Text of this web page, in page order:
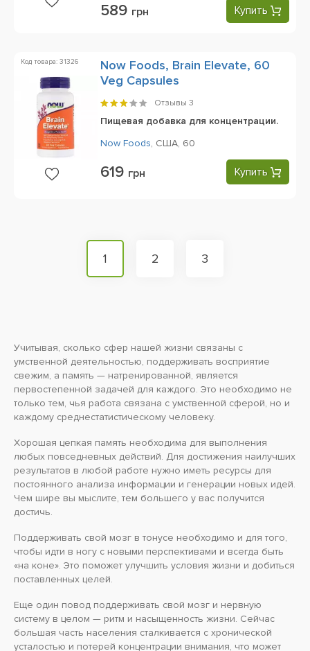
589 грн Купить
Код товара: 31326
Now Foods, Brain Elevate, 60
Veg Capsules
Отзывы 3
Пищевая добавка для концентрации.
Now Foods, США, 60
619 грн Купить
1 2 3
Учитывая, сколько сфер нашей жизни связаны с
умственной деятельностью, поддерживать восприятие
свежим, а память — натренированной, является
первостепенной задачей для каждого. Это необходимо не
только тем, чья работа связана с умственной сферой, но и
каждому среднестатистическому человеку.
Хорошая цепкая память необходима для выполнения
любых повседневных действий. Для достижения наилучших
результатов в любой работе нужно иметь ресурсы для
постоянного анализа информации и генерации новых идей.
Чем шире вы мыслите, тем большего у вас получится
достичь.
Поддерживать свой мозг в тонусе необходимо и для того,
чтобы идти в ногу с новыми перспективами и всегда быть
«на коне». Это поможет улучшить условия жизни и добиться
поставленных целей.
Еще один повод поддерживать свой мозг и нервную
систему в целом — ритм и насыщенность жизни. Сейчас
большая часть населения сталкивается с хронической
усталостью и потерей концентрации внимания, что может